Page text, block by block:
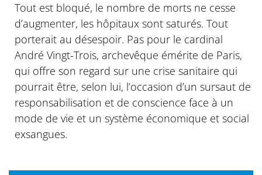
Tout est bloqué, le nombre de morts ne cesse
d’augmenter, les hôpitaux sont saturés. Tout
porterait au désespoir. Pas pour le cardinal
André Vingt-Trois, archevêque émérite de Paris,
qui offre son regard sur une crise sanitaire qui
pourrait être, selon lui, l’occasion d’un sursaut de
responsabilisation et de conscience face à un
mode de vie et un système économique et social
exsangues.